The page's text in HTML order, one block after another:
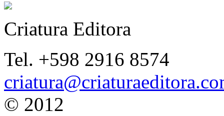
Criatura Editora
Tel. +598 2916 8574
© 2012